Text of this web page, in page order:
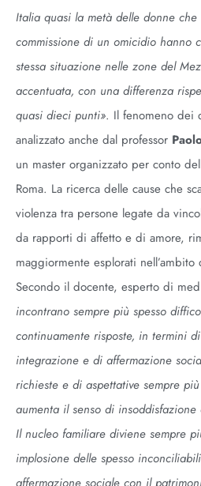
Italia quasi la metà delle donne
commissione di un omicidio hanno
stessa situazione nelle zone del
accentuata, con una differenza
quasi dieci punti». Il fenomeno dei
analizzato anche dal professor
un master organizzato per conto
Roma. La ricerca delle cause che
violenza tra persone legate da
da rapporti di affetto e di amore,
maggiormente esplorati
Secondo il docente, esperto di
incontrano sempre più spesso
continuamente risposte, in termini
integrazione e di affermazione
richieste e di aspettative sempre
aumenta il senso di
Il nucleo familiare diviene sempre
implosione delle spesso